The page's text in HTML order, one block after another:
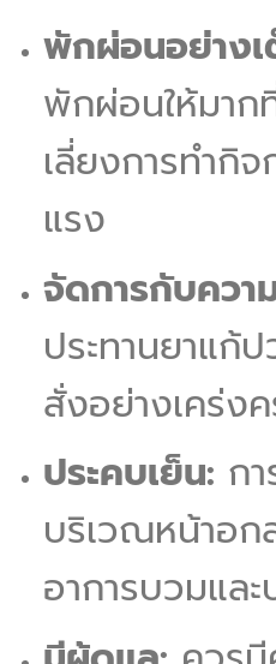
พักผ่อนอย่าง
พักผ่อนให้มาก
เลี่ยงการทำกิ
แรง
จัดการกับควา
ประทานยาแก้
สั่งอย่างเคร่ง
ประคบเย็น: ก
บริเวณหน้าอก
อาการบวมแล